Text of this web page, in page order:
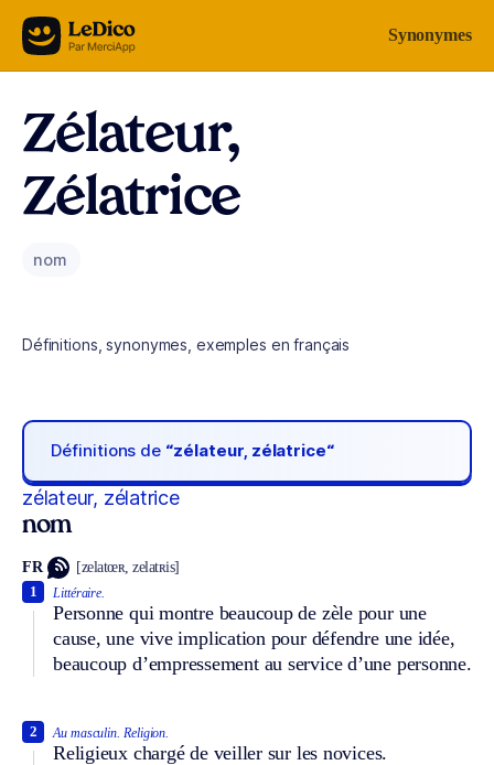
Aller au contenu Synonymes
Zélateur,
Zélatrice
nom
Définitions, synonymes, exemples en français
Définitions de “zélateur, zélatrice“
zélateur, zélatrice
nom
FR [zelatœʀ, zelatʀis]
Littéraire.
Personne qui montre beaucoup de zèle pour une
cause, une vive implication pour défendre une idée,
beaucoup d’empressement au service d’une personne.
1
Au masculin. Religion.
Religieux chargé de veiller sur les novices.
2